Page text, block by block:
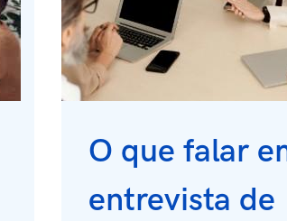
O que falar
entrevista de